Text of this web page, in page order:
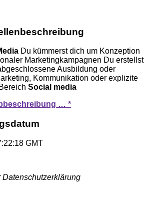
Du kümmerst dich um Konzeption
Marketingkampagnen Du erstellst
Ausbildung oder
Kommunikation oder explizite
Social media
… *
GMT